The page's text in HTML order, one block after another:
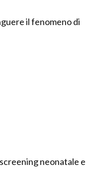
il fenomeno di
neonatale e